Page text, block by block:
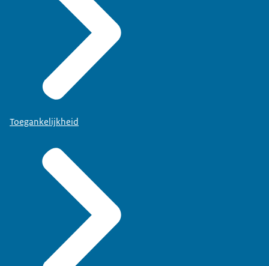
Toegankelijkheid